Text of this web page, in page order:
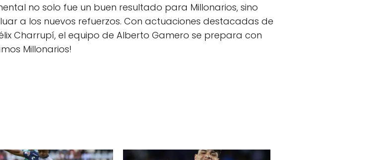
no solo fue un buen resultado para Millonarios, sino
a los nuevos refuerzos. Con actuaciones destacadas de
Charrupí, el equipo de Alberto Gamero se prepara con
Millonarios!